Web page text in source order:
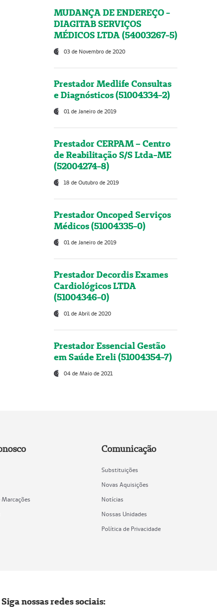
MUDANÇA DE ENDEREÇO -
DIAGITAB SERVIÇOS
MÉDICOS LTDA (54003267-5)
03 de Novembro de 2020
Prestador Medlife Consultas
e Diagnósticos (51004334-2)
01 de Janeiro de 2019
Prestador CERPAM – Centro
de Reabilitação S/S Ltda-ME
(52004274-8)
18 de Outubro de 2019
Prestador Oncoped Serviços
Médicos (51004335-0)
01 de Janeiro de 2019
Prestador Decordis Exames
Cardiológicos LTDA
(51004346-0)
01 de Abril de 2020
Prestador Essencial Gestão
em Saúde Ereli (51004354-7)
04 de Maio de 2021
Comunicação
Substituições
Novas Aquisições
Notícias
Nossas Unidades
Política de Privacidade
Siga nossas redes sociais: